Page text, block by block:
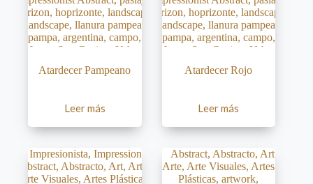
Atardecer Pampeano
Leer más
Atardecer Rojo
Leer más